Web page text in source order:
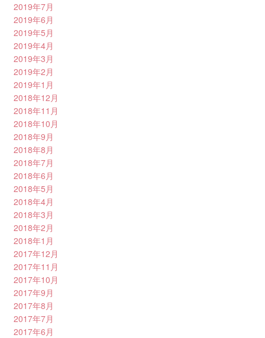
2019年7月
2019年6月
2019年5月
2019年4月
2019年3月
2019年2月
2019年1月
2018年12月
2018年11月
2018年10月
2018年9月
2018年8月
2018年7月
2018年6月
2018年5月
2018年4月
2018年3月
2018年2月
2018年1月
2017年12月
2017年11月
2017年10月
2017年9月
2017年8月
2017年7月
2017年6月